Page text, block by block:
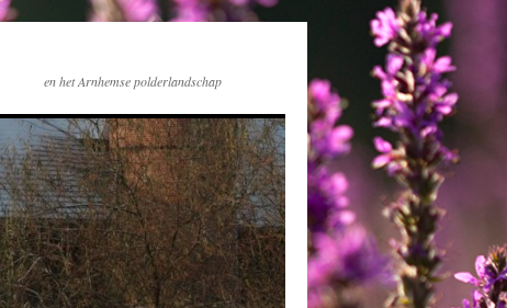
en het Arnhemse polderlandschap